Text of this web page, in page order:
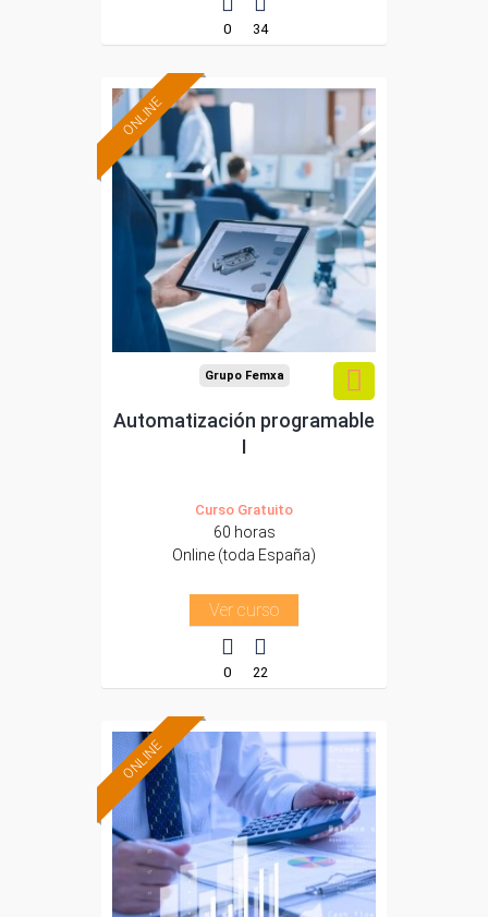
0 34
ONLINE
Formación 100%
subvencionada.
Para desempleados,
trabajadores y
autónomos.
Sector
-Construcción e industrias
Extractivas.
Grupo Femxa
Automatización programable
I
Curso Gratuito
60 horas
Online (toda España)
Ver curso
0 22
ONLINE
Formación 100%
subvencionada.
Para desempleados,
trabajadores y
autónomos.